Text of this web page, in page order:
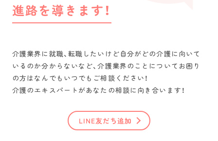
進路を導きます！
介護業界に就職、転職したいけど自分がどの介護に向いて
いるのか分からないなど、介護業界のことについてお困り
の方はなんでもいつでもご相談ください！
介護のエキスパートがあなたの相談に向き合います！
LINE友だち追加